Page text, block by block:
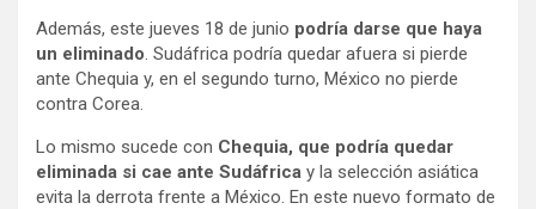
Además, este jueves 18 de junio podría darse que haya
un eliminado. Sudáfrica podría quedar afuera si pierde
ante Chequia y, en el segundo turno, México no pierde
contra Corea.
Lo mismo sucede con Chequia, que podría quedar
eliminada si cae ante Sudáfrica y la selección asiática
evita la derrota frente a México. En este nuevo formato de